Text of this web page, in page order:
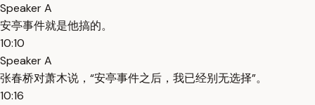
Speaker A
安亭事件就是他搞的。
10:10
Speaker A
张春桥对萧木说，“安亭事件之后，我已经别无选择”。
10:16